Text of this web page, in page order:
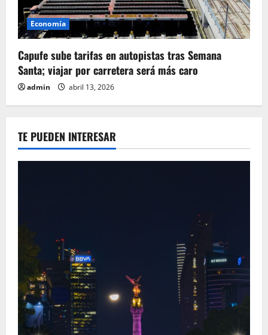
Economía
Capufe sube tarifas en autopistas tras Semana
Santa; viajar por carretera será más caro
admin abril 13, 2026
TE PUEDEN INTERESAR